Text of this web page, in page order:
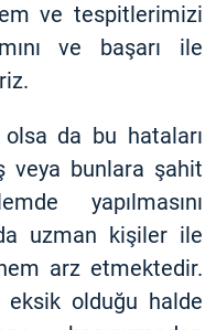
ve tespitlerimizi
ve başarı ile
olsa da bu hataları
veya bunlara şahit
yapılmasını
uzman kişiler ile
arz etmektedir.
olduğu halde